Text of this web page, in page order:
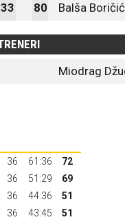
33 80 Balša Boričić
Miodrag
36 61:36
72
36 51:29
69
36 44:36
51
36 43:45
51